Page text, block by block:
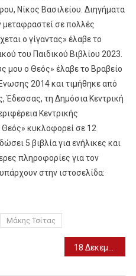
Νίκος Βασιλείου. Διηγήματα
μεταφραστεί σε πολλές
ο γίγαντας» έλαβε το
του Παιδικού Βιβλίου 2023.
μου ο Θεός» έλαβε το Βραβείο
2014 και τιμήθηκε από
Έδεσσας, τη Δημόσια Κεντρική
Κεντρικής
κυκλοφορεί σε 12
5 βιβλία για ενήλικες και
πληροφορίες για τον
στην ιστοσελίδα:
Μάκης Τσίτας